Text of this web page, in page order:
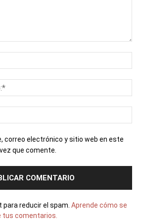
correo electrónico y sitio web en este
que comente.
reducir el spam. Aprende cómo se
tus comentarios.